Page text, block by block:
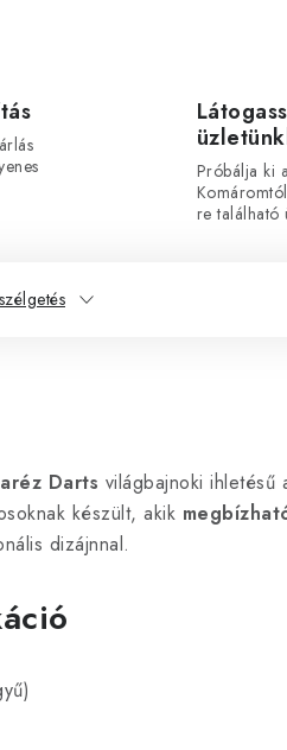
Próbálja ki
re található
Darts világbajnoki ihletésű
készült, akik
dizájnnal.